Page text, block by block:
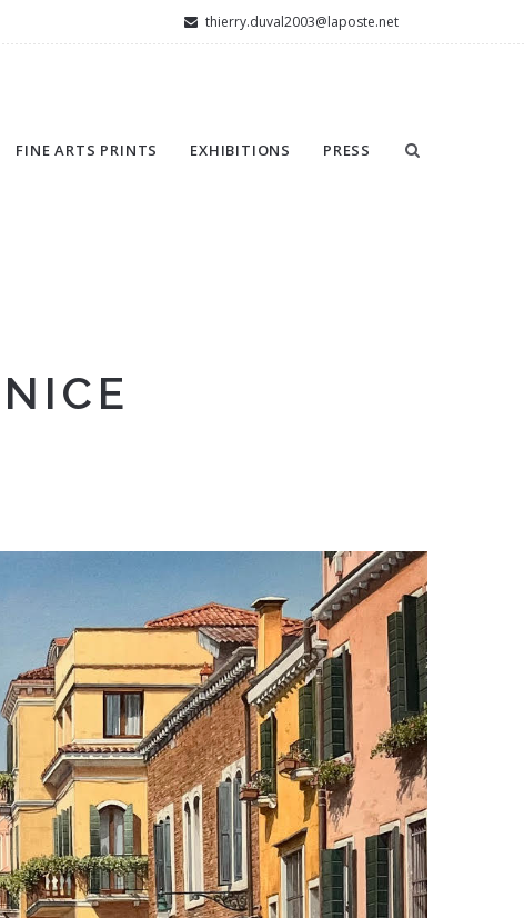
thierry.duval2003@laposte.net
FINE ARTS PRINTS EXHIBITIONS PRESS